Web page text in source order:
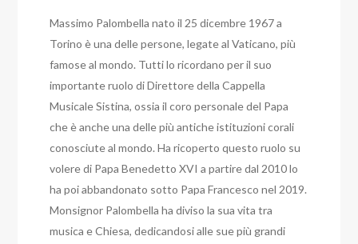
Massimo Palombella nato il 25 dicembre 1967 a
Torino è una delle persone, legate al Vaticano, più
famose al mondo. Tutti lo ricordano per il suo
importante ruolo di Direttore della Cappella
Musicale Sistina, ossia il coro personale del Papa
che è anche una delle più antiche istituzioni corali
conosciute al mondo. Ha ricoperto questo ruolo su
volere di Papa Benedetto XVI a partire dal 2010 lo
ha poi abbandonato sotto Papa Francesco nel 2019.
Monsignor Palombella ha diviso la sua vita tra
musica e Chiesa, dedicandosi alle sue più grandi